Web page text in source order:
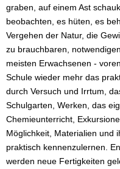
graben, auf einem Ast
beobachten, es hüten, es
Vergehen der Natur, die
zu brauchbaren,
meisten Erwachsenen -
Schule wieder mehr das
durch Versuch und Irrtum,
Schulgarten, Werken, das
Chemieunterricht,
Möglichkeit, Materialien und
praktisch kennenzulernen.
werden neue Fertigkeiten